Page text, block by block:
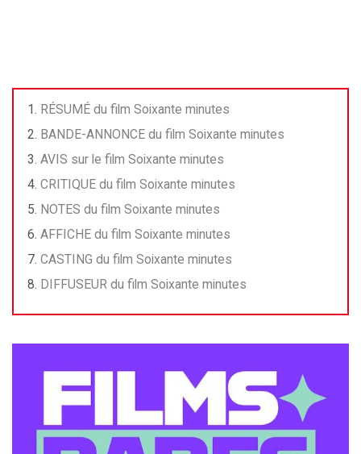
RÉSUMÉ du film Soixante minutes
BANDE-ANNONCE du film Soixante minutes
AVIS sur le film Soixante minutes
CRITIQUE du film Soixante minutes
NOTES du film Soixante minutes
AFFICHE du film Soixante minutes
CASTING du film Soixante minutes
DIFFUSEUR du film Soixante minutes